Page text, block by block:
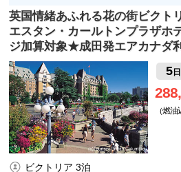
英国情緒あふれる花の街ビクト
エスタン・カールトンプラザホ
ジ加算対象★成田発エアカナダ利
5
（燃油
ビクトリア 3泊